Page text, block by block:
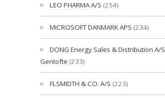
LEO PHARMA A/S (254)
MICROSOFT DANMARK APS (234)
DONG Energy Sales & Distribution A/S
Gentofte (233)
FLSMIDTH & CO. A/S (223)